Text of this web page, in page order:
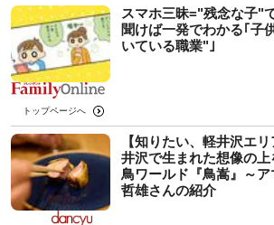
スマホ三昧="残念な子"
聞けば一発でわかる｢子
いている職業"｣
トップページへ
【知りたい、軽井沢エ
井沢で生まれた想像の
鳥ワールド『鳥嵩』～
哲雄さんの紹介